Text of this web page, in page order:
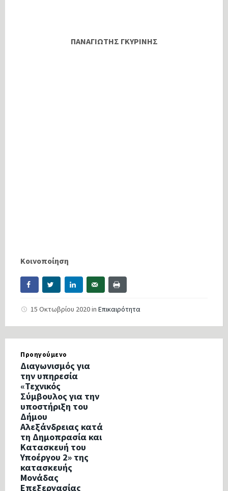
ΠΑΝΑΓΙΩΤΗΣ ΓΚΥΡΙΝΗΣ
Κοινοποίηση
15 Οκτωβρίου 2020in Επικαιρότητα
Προηγούμενο
Διαγωνισμός για
την υπηρεσία
«Τεχνικός
Σύμβουλος για την
υποστήριξη του
Δήμου
Αλεξάνδρειας κατά
τη Δημοπρασία και
Κατασκευή του
Υποέργου 2» της
κατασκευής
Μονάδας
Επεξεργασίας